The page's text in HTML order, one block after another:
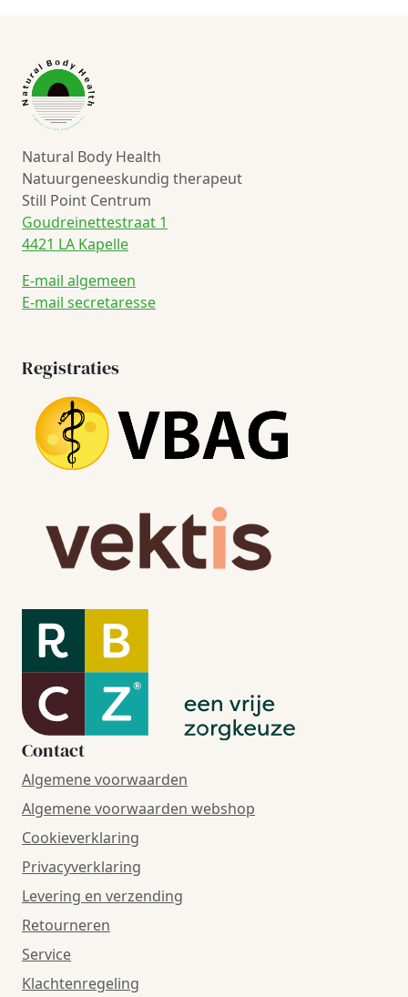
Natural Body Health
Natuurgeneeskundig therapeut
Still Point Centrum
Goudreinettestraat 1
4421 LA Kapelle
E-mail algemeen
E-mail secretaresse
Registraties
Contact
Algemene voorwaarden
Algemene voorwaarden webshop
Cookieverklaring
Privacyverklaring
Levering en verzending
Retourneren
Service
Klachtenregeling